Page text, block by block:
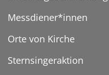
Messdiener*innen
Orte von Kirche
Sternsingeraktion